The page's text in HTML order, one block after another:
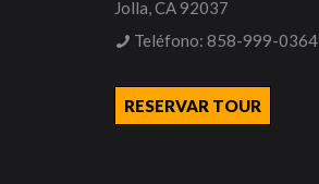
Jolla, CA 92037
Teléfono: 858-999-0364
RESERVAR TOUR